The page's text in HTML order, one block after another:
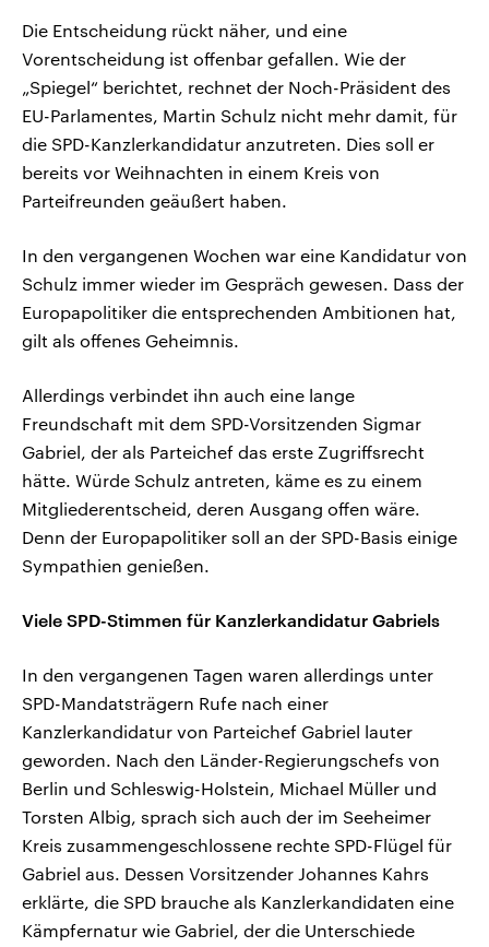
Die Entscheidung rückt näher, und eine
Vorentscheidung ist offenbar gefallen. Wie der
„Spiegel“ berichtet, rechnet der Noch-Präsident des
EU-Parlamentes, Martin Schulz nicht mehr damit, für
die SPD-Kanzlerkandidatur anzutreten. Dies soll er
bereits vor Weihnachten in einem Kreis von
Parteifreunden geäußert haben.
In den vergangenen Wochen war eine Kandidatur von
Schulz immer wieder im Gespräch gewesen. Dass der
Europapolitiker die entsprechenden Ambitionen hat,
gilt als offenes Geheimnis.
Allerdings verbindet ihn auch eine lange
Freundschaft mit dem SPD-Vorsitzenden Sigmar
Gabriel, der als Parteichef das erste Zugriffsrecht
hätte. Würde Schulz antreten, käme es zu einem
Mitgliederentscheid, deren Ausgang offen wäre.
Denn der Europapolitiker soll an der SPD-Basis einige
Sympathien genießen.
Viele SPD-Stimmen für Kanzlerkandidatur Gabriels
In den vergangenen Tagen waren allerdings unter
SPD-Mandatsträgern Rufe nach einer
Kanzlerkandidatur von Parteichef Gabriel lauter
geworden. Nach den Länder-Regierungschefs von
Berlin und Schleswig-Holstein, Michael Müller und
Torsten Albig, sprach sich auch der im Seeheimer
Kreis zusammengeschlossene rechte SPD-Flügel für
Gabriel aus. Dessen Vorsitzender Johannes Kahrs
erklärte, die SPD brauche als Kanzlerkandidaten eine
Kämpfernatur wie Gabriel, der die Unterschiede